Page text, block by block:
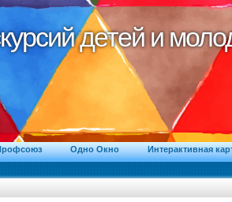
детей и
детей и
Одно Окно Интерактивная